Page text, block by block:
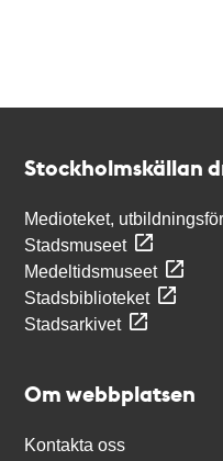
Stockholmskällan
Medioteket,
Stadsmuseet
Medeltidsmuseet
Stadsbiblioteket
Stadsarkivet
Om webbplatsen
Kontakta oss